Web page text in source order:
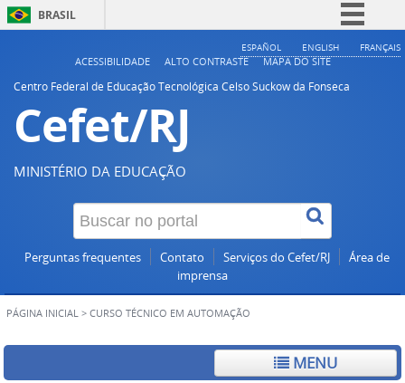
BRASIL
Simplifique!
ESPAÑOL ENGLISH FRANÇAIS
ACESSIBILIDADE ALTO CONTRASTE
MAPA DO SITE
Centro Federal de Educação Tecnológica Celso Suckow da Fonseca
Cefet/RJ
MINISTÉRIO DA EDUCAÇÃO
Perguntas frequentes Contato Serviços do Cefet/RJ
Área de
imprensa
PÁGINA INICIAL > CURSO TÉCNICO EM AUTOMAÇÃO
MENU